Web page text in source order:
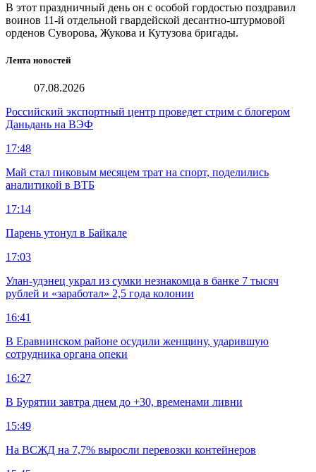
В этот праздничный день он с особой гордостью поздравил
воинов 11-й отдельной гвардейской десантно-штурмовой
орденов Суворова, Жукова и Кутузова бригады.
Лента новостей
07.08.2026
Российский экспортный центр проведет стрим с блогером
Даньдань на ВЭФ
17:48
Май стал пиковым месяцем трат на спорт, поделились
аналитикой в ВТБ
17:14
Парень утонул в Байкале
17:03
Улан-удэнец украл из сумки незнакомца в банке 7 тысяч
рублей и «заработал» 2,5 года колонии
16:41
В Еравнинском районе осудили женщину, ударившую
сотрудника органа опеки
16:27
В Бурятии завтра днем до +30, временами ливни
15:49
На ВСЖД на 7,7% выросли перевозки контейнеров